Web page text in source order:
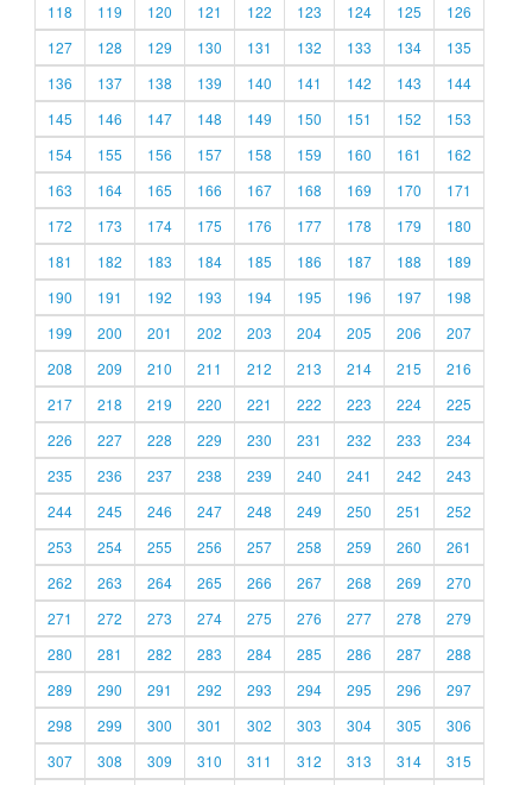
118
119 120 121 122 123 124 125
126
127
128 129 130 131 132 133 134
135
136
137 138 139 140 141 142 143
144
145
146 147 148 149 150 151 152
153
154
155 156 157 158 159 160 161
162
163
164 165 166 167 168 169 170
171
172
173 174 175 176 177 178 179
180
181
182 183 184 185 186 187 188
189
190
191 192 193 194 195 196 197
198
199
200 201 202 203 204 205 206
207
208
209 210 211 212 213 214 215
216
217
218 219 220 221 222 223 224
225
226
227 228 229 230 231 232 233
234
235
236 237 238 239 240 241 242
243
244
245 246 247 248 249 250 251
252
253
254 255 256 257 258 259 260
261
262
263 264 265 266 267 268 269
270
271
272 273 274 275 276 277 278
279
280
281 282 283 284 285 286 287
288
289
290 291 292 293 294 295 296
297
298
299 300 301 302 303 304 305
306
307
308 309 310 311 312 313 314 315